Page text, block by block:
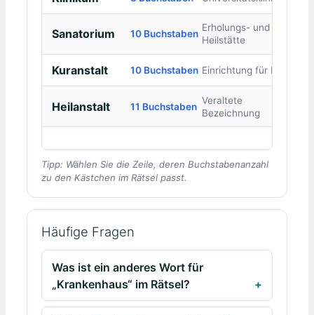
Sanatorium 10 Buchstaben
Erholungs- und
Heilstätte
Kuranstalt 10 Buchstaben Einrichtung für Kuren
Heilanstalt 11 Buchstaben
Veraltete
Bezeichnung
Tipp: Wählen Sie die Zeile, deren Buchstabenanzahl
zu den Kästchen im Rätsel passt.
Häufige Fragen
Was ist ein anderes Wort für
„Krankenhaus“ im Rätsel?